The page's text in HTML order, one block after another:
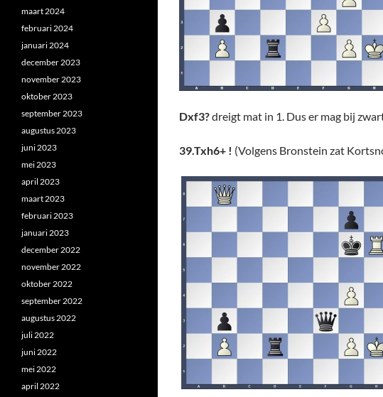
Dxf3?dreigt mat in 1. Dus er mag bij
39.Txh6+ ! (Volgens Bronstein zat
maart 2024
februari 2024
januari 2024
december 2023
november 2023
oktober 2023
september 2023
augustus 2023
juni 2023
mei 2023
april 2023
maart 2023
februari 2023
januari 2023
december 2022
november 2022
oktober 2022
september 2022
augustus 2022
juli 2022
juni 2022
mei 2022
april 2022